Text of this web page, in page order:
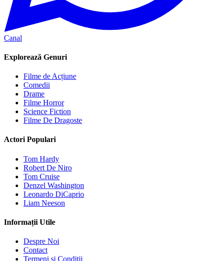
Canal
Explorează Genuri
Filme de Acțiune
Comedii
Drame
Filme Horror
Science Fiction
Filme De Dragoste
Actori Populari
Tom Hardy
Robert De Niro
Tom Cruise
Denzel Washington
Leonardo DiCaprio
Liam Neeson
Informații Utile
Despre Noi
Contact
Termeni și Condiții